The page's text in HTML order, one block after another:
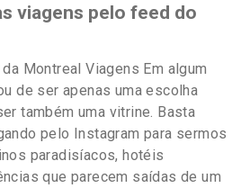
viagens pelo feed do
Montreal Viagens Em algum
de ser apenas uma escolha
também uma vitrine. Basta
pelo Instagram para sermos
paradisíacos, hotéis
que parecem saídas de um